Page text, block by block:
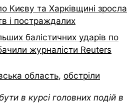
Києву та Харківщині зросла
і постраждалих
балістичних ударів по
журналісти Reuters
область, обстріли
в курсі головних подій в